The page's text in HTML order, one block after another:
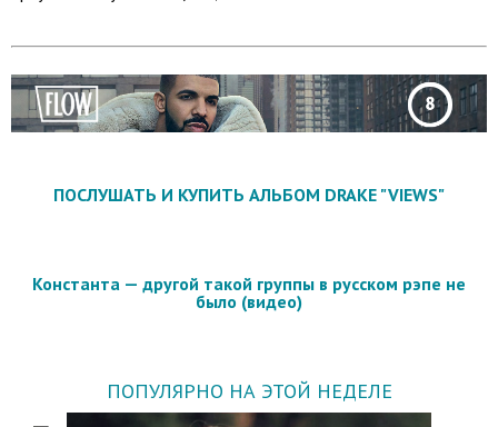
ПОСЛУШАТЬ И КУПИТЬ АЛЬБОМ DRAKE "VIEWS"
Константа — другой такой группы в русском рэпе не
было (видео)
ПОПУЛЯРНО НА ЭТОЙ НЕДЕЛЕ